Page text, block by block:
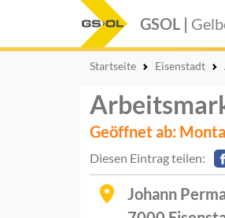
GSOL |
Startseite Eisenstadt
Geöffnet ab:
Diesen Eintrag teilen:
Johann